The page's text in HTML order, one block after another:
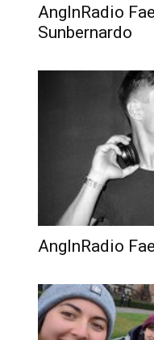
AngInRadio
Sunbernardo
AngInRadio